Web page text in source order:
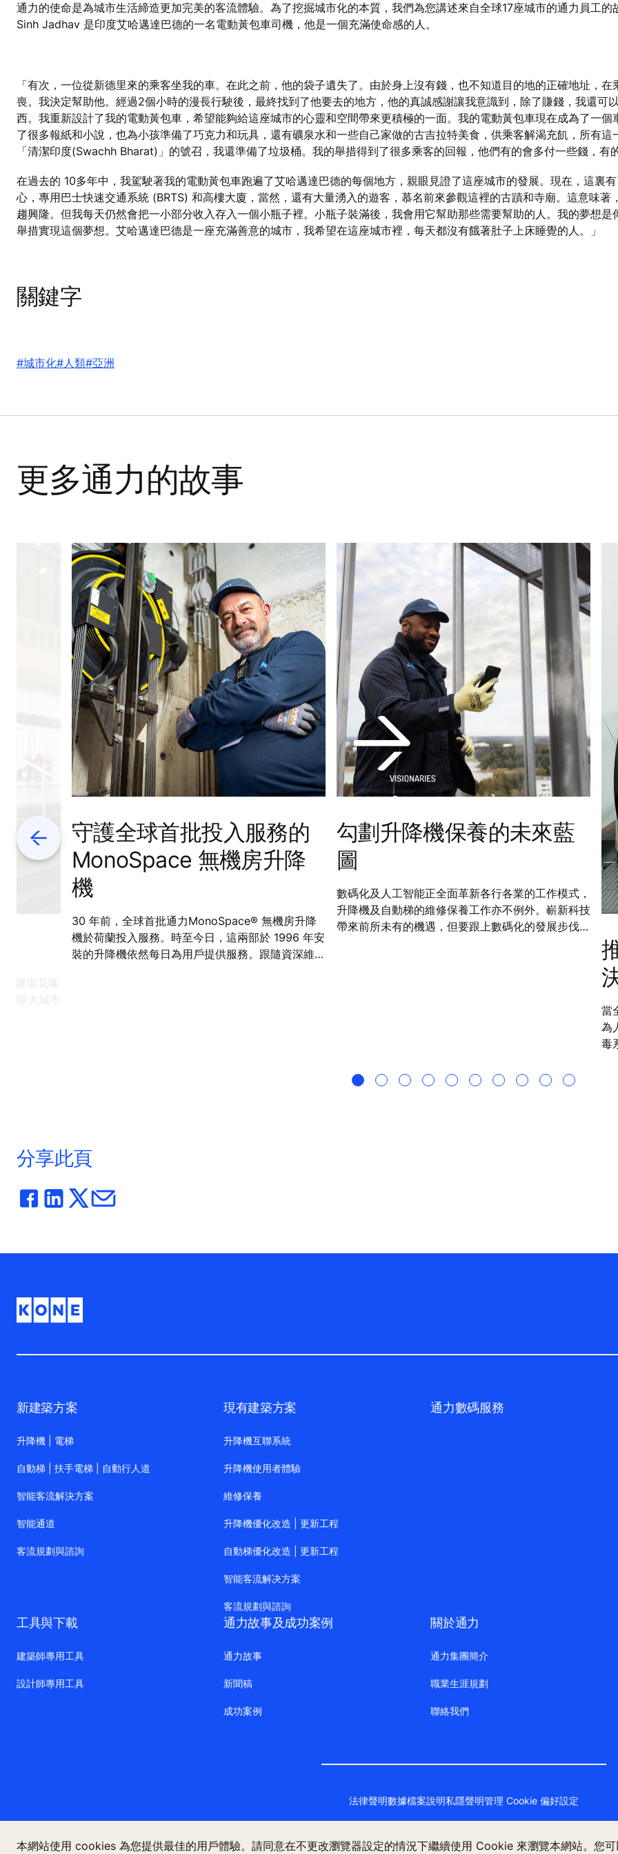
通力的使命是為城市生活締造更加完美的客流體驗。為了挖掘城市化的本質，我們為您講述來自全球17座城市的通力員工的
Sinh Jadhav 是印度艾哈邁達巴德的一名電動黃包車司機，他是一個充滿使命感的人。
「有次，一位從新德里來的乘客坐我的車。在此之前，他的袋子遺失了。由於身上沒有錢，也不知道目的地的正確地址，
喪。我決定幫助他。經過2個小時的漫長行駛後，最終找到了他要去的地方，他的真誠感謝讓我意識到，除了賺錢，我還可
西。我重新設計了我的電動黃包車，希望能夠給這座城市的心靈和空間帶來更積極的一面。我的電動黃包車現在成為了一
了很多報紙和小說，也為小孩準備了巧克力和玩具，還有礦泉水和一些自己家做的古吉拉特美食，供乘客解渴充飢，所有
「清潔印度(Swachh Bharat)」的號召，我還準備了垃圾桶。我的舉措得到了很多乘客的回報，他們有的會多付一些錢，有
在過去的 10多年中，我駕駛著我的電動黃包車跑遍了艾哈邁達巴德的每個地方，親眼見證了這座城市的發展。現在，這裏
心，專用巴士快速交通系統 (BRTS) 和高樓大廈，當然，還有大量湧入的遊客，慕名前來參觀這裡的古蹟和寺廟。這意味著
趨興隆。但我每天仍然會把一小部分收入存入一個小瓶子裡。小瓶子裝滿後，我會用它幫助那些需要幫助的人。我的夢想
舉措實現這個夢想。艾哈邁達巴德是一座充滿善意的城市，我希望在這座城市裡，每天都沒有餓著肚子上床睡覺的人。」
關鍵字
#城市化#人類#亞洲
更多通力的故事
Previous
廣場花園
障大城市
守護全球首批投入服務的
MonoSpace 無機房升降
機
30 年前，全球首批通力MonoSpace® 無機房升降
機於荷蘭投入服務。時至今日，這兩部於 1996 年安
裝的升降機依然每日為用戶提供服務。跟隨資深維修
勾劃升降機保養的未來藍
圖
數碼化及人工智能正全面革新各行各業的工作模式，
升降機及自動梯的維修保養工作亦不例外。嶄新科技
帶來前所未有的機遇，但要跟上數碼化的發展步伐，
當
為
毒
分享此頁
本網站使用 cookies 為您提供最佳的用戶體驗。請同意在不更改瀏覽器設定的情況下繼續使用 Cookie 來瀏覽本網站。您
新建築方案
升降機 | 電梯
自動梯 | 扶手電梯 | 自動行人道
智能客流解決方案
智能通道
客流規劃與諮詢
現有建築方案
升降機互聯系統
升降機使用者體驗
維修保養
升降機優化改造 | 更新工程
自動梯優化改造 | 更新工程
智能客流解决方案
客流規劃與諮詢
通力數碼服務
工具與下載
建築師專用工具
設計師專用工具
通力故事及成功案例
通力故事
新聞稿
成功案例
關於通力
通力集團簡介
職業生涯規劃
聯絡我們
法律聲明數據檔案說明私隱聲明管理 Cookie 偏好設定